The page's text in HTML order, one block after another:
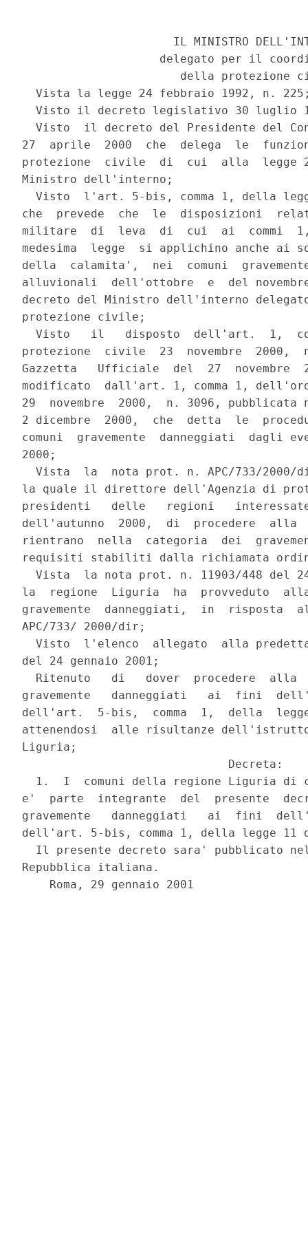
IL MINISTRO
delegato per il
della protezione
Vista la legge 24 febbraio 1992, n.
Visto il decreto legislativo 30 luglio
Visto  il decreto del Presidente del
27  aprile  2000  che  delega  le
protezione  civile  di  cui  alla  legge
Ministro dell'interno;
Visto  l'art. 5-bis, comma 1, della
che  prevede  che  le  disposizioni
militare  di  leva  di  cui  ai  commi
medesima  legge  si applichino anche
della  calamita',  nei  comuni
alluvionali  dell'ottobre  e  del
decreto del Ministro dell'interno
protezione civile;
Visto   il   disposto  dell'art.  1,
protezione  civile  23  novembre  2000,
Gazzetta   Ufficiale  del  27  novembre
modificato  dall'art. 1, comma 1,
29  novembre  2000,  n. 3096,
2 dicembre  2000,  che  detta  le
comuni  gravemente  danneggiati  dagli
2000;
Vista  la  nota prot. n. APC/733/2000/
la quale il direttore dell'Agenzia di
presidenti   delle   regioni
dell'autunno  2000,  di  procedere  alla
rientrano  nella  categoria  dei
requisiti stabiliti dalla richiamata
Vista  la nota prot. n. 11903/448 del
la  regione  Liguria  ha  provveduto
gravemente  danneggiati,  in  risposta
APC/733/ 2000/dir;
Visto  l'elenco  allegato  alla
del 24 gennaio 2001;
Ritenuto   di   dover  procedere  alla
gravemente   danneggiati   ai  fini
dell'art.  5-bis,  comma  1,  della  legge
attenendosi  alle risultanze
Liguria;
                              Decreta:
1.  I  comuni della regione Liguria di
e'  parte  integrante  del  presente
gravemente   danneggiati   ai  fini
dell'art. 5-bis, comma 1, della legge 11
Il presente decreto sara' pubblicato
Repubblica italiana.
    Roma, 29 gennaio 2001